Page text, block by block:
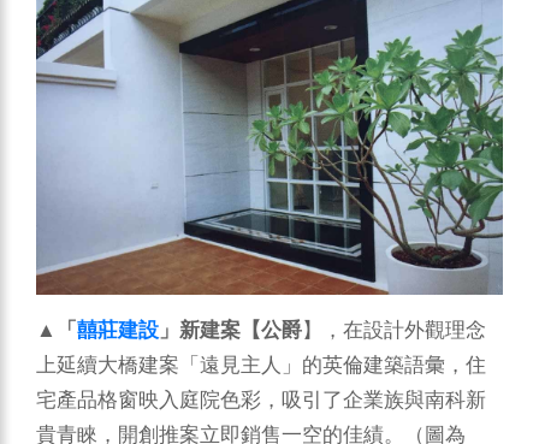
▲ 「 囍莊建設 」新建案【公爵】，在設計外觀理念
上延續大橋建案「遠見主人」的英倫建築語彙，住
宅產品格窗映入庭院色彩，吸引了企業族與南科新
貴青睞，開創推案立即銷售一空的佳績。（圖為